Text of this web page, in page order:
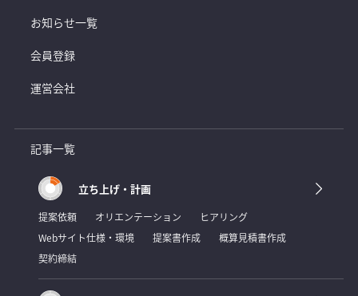
お知らせ一覧
会員登録
運営会社
記事一覧
立ち上げ・計画
提案依頼 オリエンテーション
ヒアリング
Webサイト仕様・環境
提案書作成
概算見積書作成
契約締結